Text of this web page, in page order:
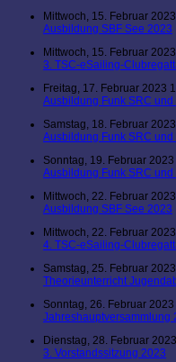
Mittwoch, 15. Februar
Ausbildung SBF See 2023
Mittwoch, 15. Februar
3. TSC-eSailing-
Freitag, 17. Februar 2023
Ausbildung Funk SRC und
Samstag, 18. Februar
Ausbildung Funk SRC und
Sonntag, 19. Februar
Ausbildung Funk SRC und
Mittwoch, 22. Februar
Ausbildung SBF See 2023
Mittwoch, 22. Februar
4. TSC-eSailing-
Samstag, 25. Februar
Theorieunterricht
Sonntag, 26. Februar
Jahreshauptversammlung
Dienstag, 28. Februar
3. Vorstandssitzung 2023